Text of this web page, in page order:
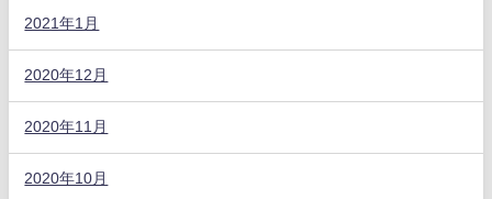
2021年1月
2020年12月
2020年11月
2020年10月